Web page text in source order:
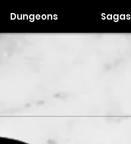
Dungeons Sagas